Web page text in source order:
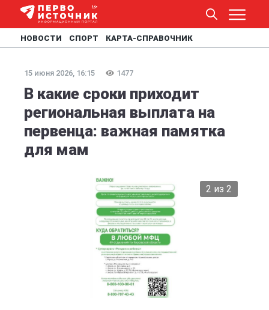
НОВОСТИ СПОРТ КАРТА-СПРАВОЧНИК
15 июня 2026, 16:15 1477
В какие сроки приходит
региональная выплата на
первенца: важная памятка
для мам
2 из 2
Социальное развитие Кировской области